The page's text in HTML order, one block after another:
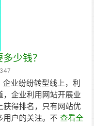
少钱？
业纷纷转型线上，利
企业利用网站开展业
获得排名，只有网站优
用户的关注。不 查看全